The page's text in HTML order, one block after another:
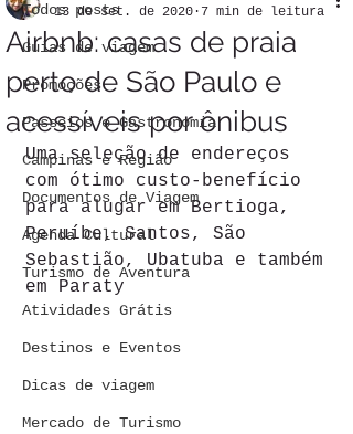
Todos posts
Guias de viagem
Promoções
Passeios e Gastronomia
Campinas e Região
Documentos de Viagem
Agenda Cultural
Turismo de Aventura
Atividades Grátis
Destinos e Eventos
Dicas de viagem
Mercado de Turismo
Airbnb: casas de praia
perto de São Paulo e
acessíveis por ônibus
13 de set. de 2020 7 min de leitura
Uma seleção de endereços
com ótimo custo-benefício
para alugar em Bertioga,
Peruíbe, Santos, São
Sebastião, Ubatuba e também
em Paraty